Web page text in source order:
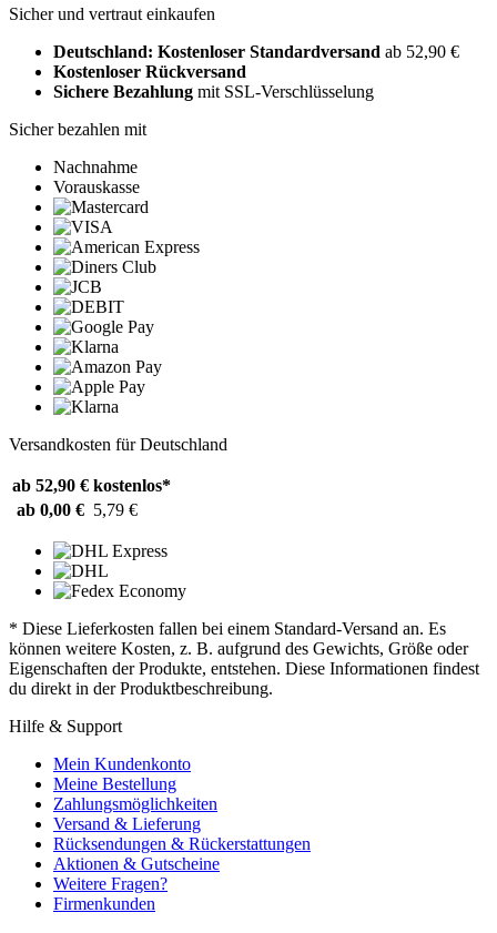
Sicher und vertraut einkaufen
Deutschland: Kostenloser Standardversand ab 52,90 €
Kostenloser Rückversand
Sichere Bezahlung mit SSL-Verschlüsselung
Sicher bezahlen mit
Nachnahme
Vorauskasse
Versandkosten für Deutschland
ab 52,90 € kostenlos*
ab 0,00 € 5,79 €
* Diese Lieferkosten fallen bei einem Standard-Versand an. Es
können weitere Kosten, z. B. aufgrund des Gewichts, Größe oder
Eigenschaften der Produkte, entstehen. Diese Informationen findest
du direkt in der Produktbeschreibung.
Hilfe & Support
Mein Kundenkonto
Meine Bestellung
Zahlungsmöglichkeiten
Versand & Lieferung
Rücksendungen & Rückerstattungen
Aktionen & Gutscheine
Weitere Fragen?
Firmenkunden